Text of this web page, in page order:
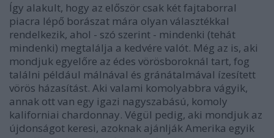
Így alakult, hogy az először csak két fajtaborral
piacra lépő borászat mára olyan választékkal
rendelkezik, ahol - szó szerint - mindenki (tehát
mindenki) megtalálja a kedvére valót. Még az is, aki
mondjuk egyelőre az édes vörösboroknál tart, fog
találni például málnával és gránátalmával ízesített
vörös házasítást. Aki valami komolyabbra vágyik,
annak ott van egy igazi nagyszabású, komoly
kaliforniai chardonnay. Végül pedig, aki mondjuk az
újdonságot keresi, azoknak ajánlják Amerika egyik